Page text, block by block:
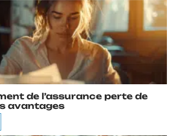
de l’assurance perte de
avantages